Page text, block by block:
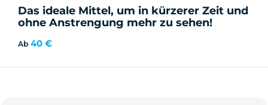
Das ideale Mittel, um in kürzerer Zeit und
ohne Anstrengung mehr zu sehen!
Ab 40 €